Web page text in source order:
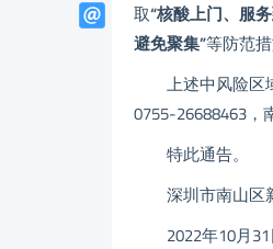
取“核酸上门、服
避免聚集”等防范措
上述中风险区域
0755-26688463，
特此通告。
深圳市南山区
2022年10月31